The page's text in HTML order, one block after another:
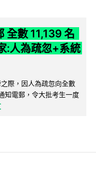
全數 11,139 名
:人為疏忽+系統
際，因人為疏忽向全數
知電郵，令大批考生一度